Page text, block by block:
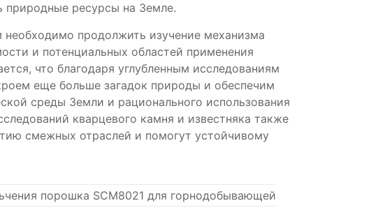
природные ресурсы на Земле.
продолжить изучение механизма
и потенциальных областей применения
что благодаря углубленным исследованиям
еще больше загадок природы и обеспечим
среды Земли и рационального использования
кварцевого камня и известняка также
смежных отраслей и помогут устойчивому
порошка SCM8021 для горнодобывающей